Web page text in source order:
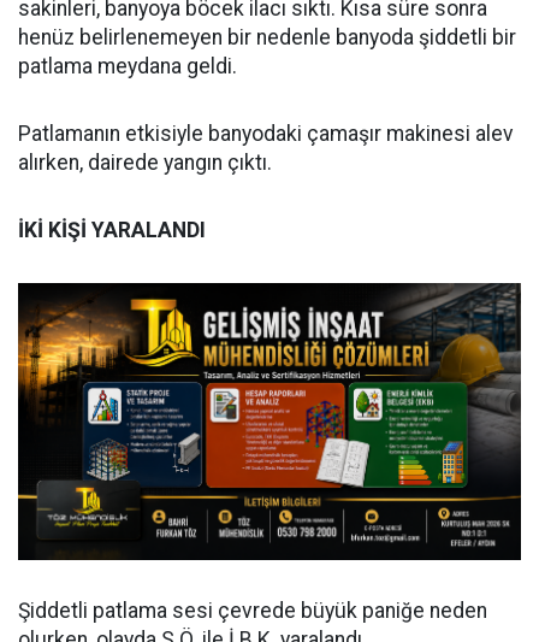
sakinleri, banyoya böcek ilacı sıktı. Kısa süre sonra
henüz belirlenemeyen bir nedenle banyoda şiddetli bir
patlama meydana geldi.
Patlamanın etkisiyle banyodaki çamaşır makinesi alev
alırken, dairede yangın çıktı.
İKİ KİŞİ YARALANDI
Şiddetli patlama sesi çevrede büyük paniğe neden